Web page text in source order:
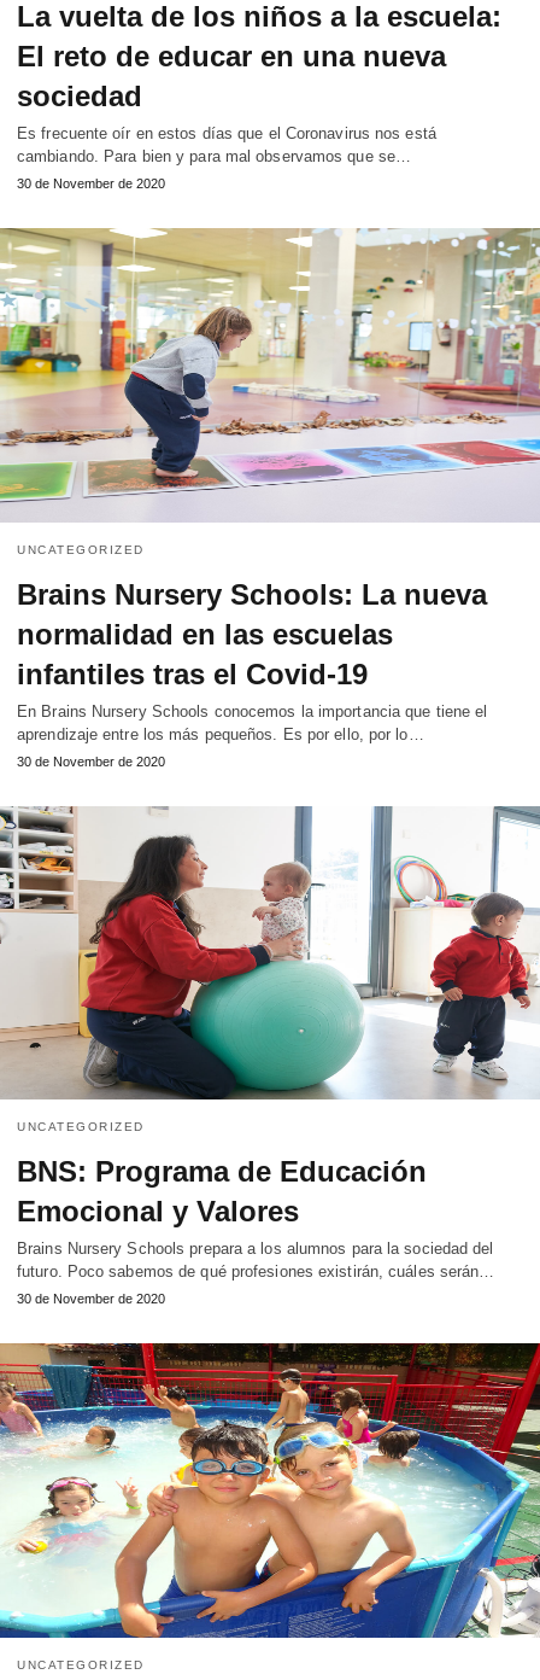
La vuelta de los niños a la escuela:
El reto de educar en una nueva
sociedad
Es frecuente oír en estos días que el Coronavirus nos está
cambiando. Para bien y para mal observamos que se…
30 de November de 2020
UNCATEGORIZED
Brains Nursery Schools: La nueva
normalidad en las escuelas
infantiles tras el Covid-19
En Brains Nursery Schools conocemos la importancia que tiene el
aprendizaje entre los más pequeños. Es por ello, por lo…
30 de November de 2020
UNCATEGORIZED
BNS: Programa de Educación
Emocional y Valores
Brains Nursery Schools prepara a los alumnos para la sociedad del
futuro. Poco sabemos de qué profesiones existirán, cuáles serán…
30 de November de 2020
UNCATEGORIZED